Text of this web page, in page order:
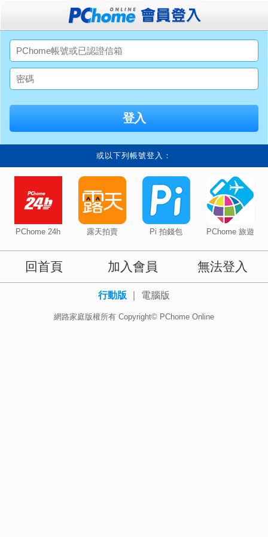
或以下列帳號登入：
PChome 24h 露天拍賣 Pi 拍錢包 PChome 旅遊
回首頁 加入會員 無法登入
行動版 電腦版
網路家庭版權所有 Copyright© PChome Online